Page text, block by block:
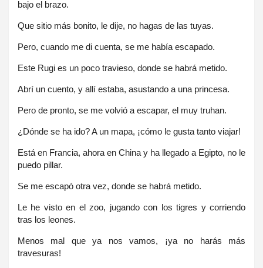
bajo el brazo.
Que sitio más bonito, le dije, no hagas de las tuyas.
Pero, cuando me di cuenta, se me había escapado.
Este Rugi es un poco travieso, donde se habrá metido.
Abrí un cuento, y allí estaba, asustando a una princesa.
Pero de pronto, se me volvió a escapar, el muy truhan.
¿Dónde se ha ido? A un mapa, ¡cómo le gusta tanto viajar!
Está en Francia, ahora en China y ha llegado a Egipto, no le
puedo pillar.
Se me escapó otra vez, donde se habrá metido.
Le he visto en el zoo, jugando con los tigres y corriendo
tras los leones.
Menos mal que ya nos vamos, ¡ya no harás más
travesuras!